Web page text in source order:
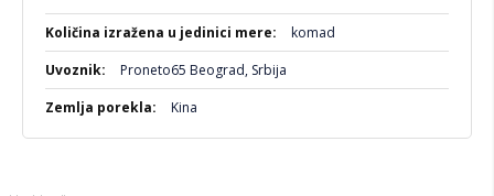
komad
Proneto65 Beograd, Srbija
Kina